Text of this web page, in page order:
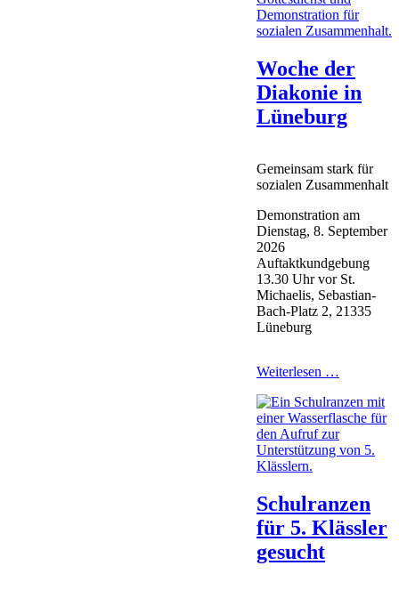
Woche der
Diakonie in
Lüneburg
Gemeinsam stark für
sozialen Zusammenhalt
Demonstration am
Dienstag, 8. September
2026
Auftaktkundgebung
13.30 Uhr vor St.
Michaelis, Sebastian-
Bach-Platz 2, 21335
Lüneburg
Weiterlesen …
Diakonie
in
Lüneburg
Schulranzen
für 5. Klässler
gesucht